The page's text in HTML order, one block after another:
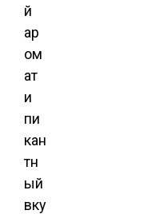
й
ар
ом
ат
и
пи
кан
тн
ый
вку